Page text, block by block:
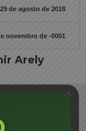
29 de agosto de 2018
novembro de -0001
Arely